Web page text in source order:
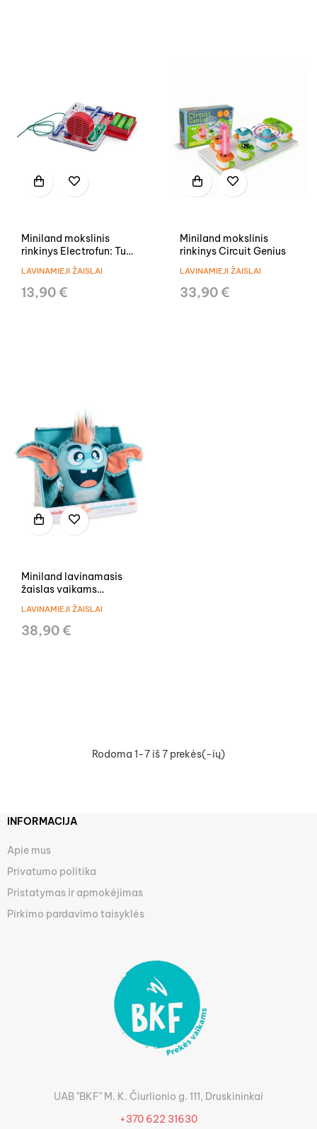
Miniland mokslinis
rinkinys Electrofun: Tune
LAVINAMIEJI ŽAISLAI
13,90 €
Miniland mokslinis
rinkinys Circuit Genius
LAVINAMIEJI ŽAISLAI
33,90 €
Miniland lavinamasis
žaislas vaikams
Emocijų draugas
LAVINAMIEJI ŽAISLAI
38,90 €
Rodoma 1-7 iš 7 prekės(-ių)
INFORMACIJA
Apie mus
Privatumo politika
Pristatymas ir apmokėjimas
Pirkimo pardavimo taisyklės
UAB "BKF" M. K. Čiurlionio g. 111, Druskininkai
+370 622 31630